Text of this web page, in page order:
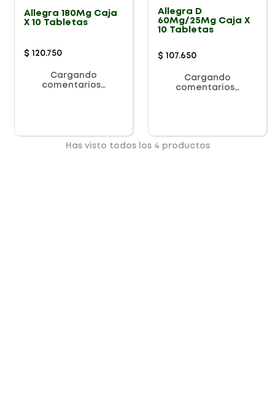
Allegra 180Mg Caja
X 10 Tabletas
$ 120.750
Cargando
comentarios…
Allegra D
60Mg/25Mg Caja X
10 Tabletas
$ 107.650
Cargando
comentarios…
Has visto todos los 4 productos